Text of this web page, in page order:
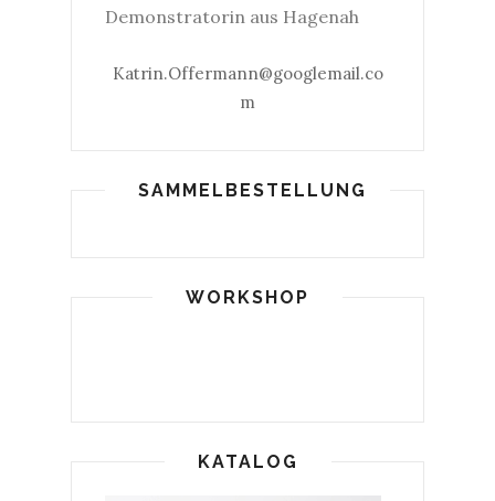
Demonstratorin aus Hagenah
Katrin.Offermann@googlemail.co
m
SAMMELBESTELLUNG
WORKSHOP
KATALOG